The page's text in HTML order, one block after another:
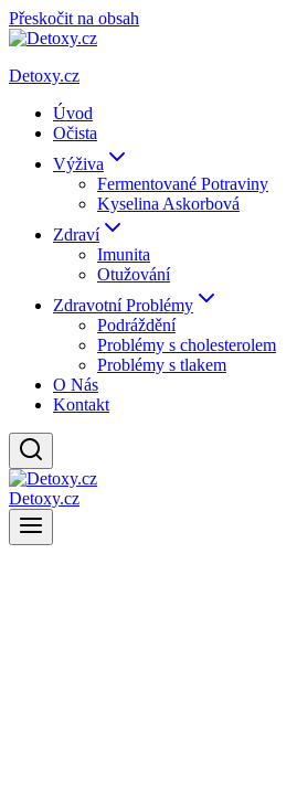
Přeskočit na obsah
Detoxy.cz
Úvod
Očista
Výživa
Fermentované Potraviny
Kyselina Askorbová
Zdraví
Imunita
Otužování
Zdravotní Problémy
Podráždění
Problémy s cholesterolem
Problémy s tlakem
O Nás
Kontakt
Detoxy.cz